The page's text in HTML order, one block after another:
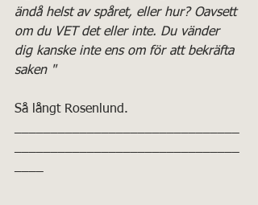
ändå helst av spåret, eller hur? Oavsett
om du VET det eller inte. Du vänder
dig kanske inte ens om för att bekräfta
saken "
Så långt Rosenlund.